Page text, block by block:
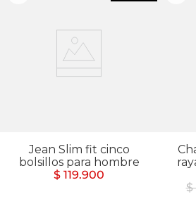
Jean Slim fit cinco
bolsillos para hombre
$ 119.900
$